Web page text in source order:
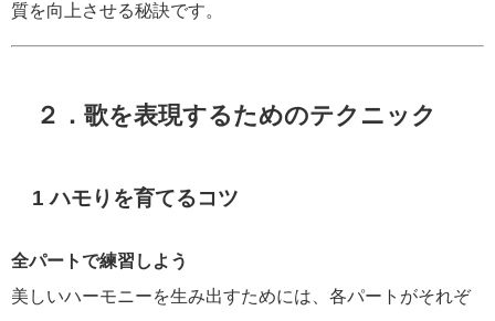
質を向上させる秘訣です。
２．歌を表現するためのテクニック
1 ハモりを育てるコツ
全パートで練習しよう
美しいハーモニーを生み出すためには、各パートがそれぞ